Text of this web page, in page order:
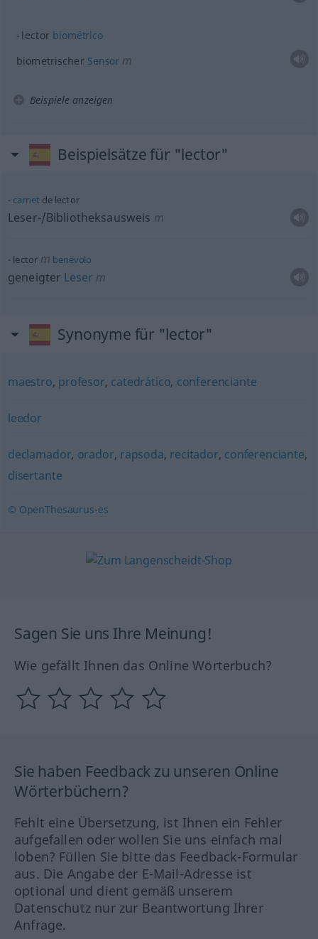
lector biométrico
biometrischer Sensor m
Beispiele anzeigen
Beispielsätze für "lector"
carnet de lector
Leser-/Bibliotheksausweis m
lector m benévolo
geneigter Leser m
Synonyme für "lector"
maestro, profesor, catedrático, conferenciante
leedor
declamador, orador, rapsoda, recitador, conferenciante,
disertante
© OpenThesaurus-es
Sagen Sie uns Ihre Meinung!
Wie gefällt Ihnen das Online Wörterbuch?
Sie haben Feedback zu unseren Online
Wörterbüchern?
Fehlt eine Übersetzung, ist Ihnen ein Fehler
aufgefallen oder wollen Sie uns einfach mal
loben? Füllen Sie bitte das Feedback-Formular
aus. Die Angabe der E-Mail-Adresse ist
optional und dient gemäß unserem
Datenschutz nur zur Beantwortung Ihrer
Anfrage.